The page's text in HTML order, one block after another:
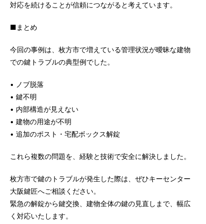
対応を続けることが信頼につながると考えています。
■まとめ
今回の事例は、枚方市で増えている管理状況が曖昧な建物
での鍵トラブルの典型例でした。
• ノブ脱落
• 鍵不明
• 内部構造が見えない
• 建物の用途が不明
• 追加のポスト・宅配ボックス解錠
これら複数の問題を、経験と技術で安全に解決しました。
枚方市で鍵のトラブルが発生した際は、ぜひキーセンター
大阪鍵匠へご相談ください。
緊急の解錠から鍵交換、建物全体の鍵の見直しまで、幅広
く対応いたします。